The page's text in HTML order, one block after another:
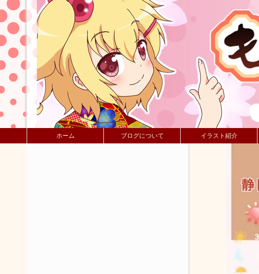
ホーム ブログについて イラスト紹介